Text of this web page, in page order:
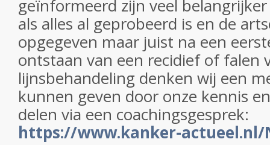
geïnformeerd zijn veel
als alles al geprobeerd is en de
opgegeven maar juist na een
ontstaan van een recidief of falen
lijnsbehandeling denken wij een
kunnen geven door onze kennis
delen via een coachingsgesprek:
https://www.kanker-